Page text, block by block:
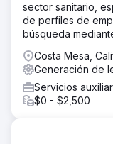
sector sanitario,
de perfiles de
búsqueda
Costa Mesa,
Generación de
Servicios
$0 - $2,500